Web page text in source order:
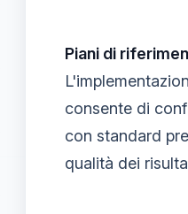
Piani di
consente di
con standard
qualità dei